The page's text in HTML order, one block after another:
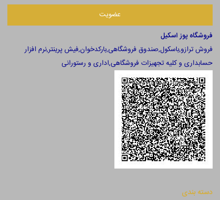
فروشگاه پوز اسکیل
فروش ترازو,باسکول,صندوق فروشگاهی,بارکدخوان,فیش پرینتر,نرم افزار
حسابداری و کلیه تجهیزات فروشگاهی,اداری و رستورانی
دسته بندی